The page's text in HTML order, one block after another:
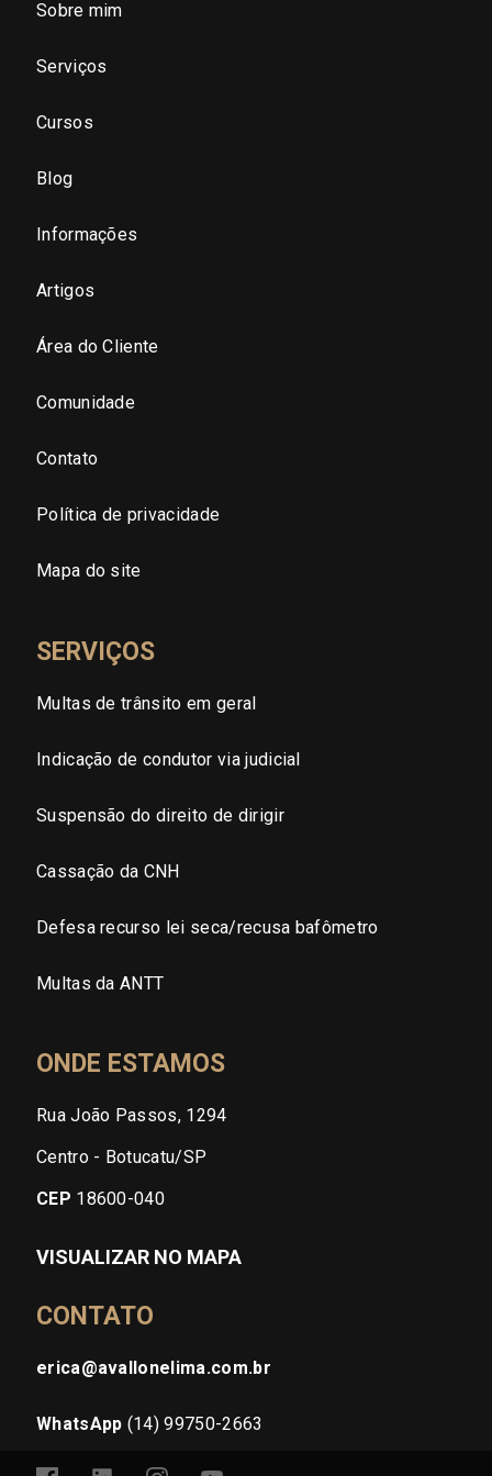
São Paulo - Grande SP
Sobre mim
Serviços
Cursos
Blog
Informações
Artigos
Área do Cliente
Comunidade
Contato
Política de privacidade
Mapa do site
SERVIÇOS
Multas de trânsito em geral
Indicação de condutor via judicial
Suspensão do direito de dirigir
Cassação da CNH
Defesa recurso lei seca/recusa bafômetro
Multas da ANTT
ONDE ESTAMOS
Rua João Passos, 1294
Centro - Botucatu/SP
CEP 18600-040
VISUALIZAR NO MAPA
CONTATO
erica@avallonelima.com.br
WhatsApp (14) 99750-2663